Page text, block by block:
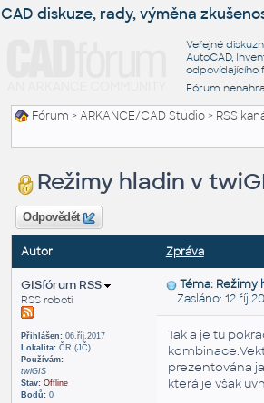
CAD diskuze, rady, výměna
Veřejné
AutoCAD,
odpovídajícího
Fórum
Fórum >ARKANCE/CAD Studio> RSS
Režimy hladin v
Odpovědět
Autor Zpráva
GISfórum RSS
RSS roboti
Přihlášen:06.říj.2017
Lokalita:ČR (JČ)
Používám:
twiGIS
Stav: Offline
Bodů:0
Téma: Režimy
Zasláno:
Tak a je tu
prezentována
která je však